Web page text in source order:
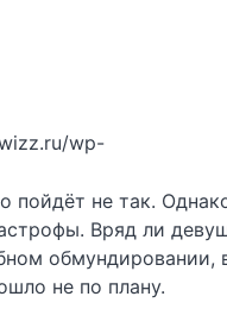
wp-
пойдёт не так.
Вряд ли
обмундировании,
не по плану.